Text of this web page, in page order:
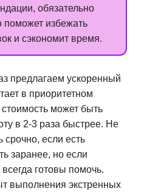
обязательно
избежать
и сэкономит время.
предлагаем ускоренный
в приоритетном
может быть
в 2-3 раза быстрее. Не
срочно, если есть
заранее, но если
готовы помочь.
выполнения экстренных